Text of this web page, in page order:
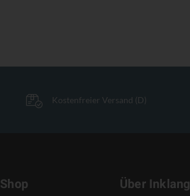
Kostenfreier Versand (D)
Shop Über Inklang